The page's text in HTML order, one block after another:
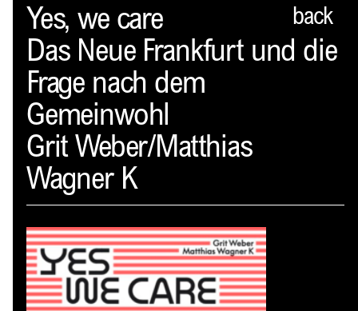
back
Spector
PROFIL
AKTUELLES
INDEX
WARENKORB (
VERLAGSVORSCHAU
DISTRIBUTION
KONTAKT
Yes, we care
Das Neue Frankfurt und die
Frage nach dem
Gemeinwohl
Grit Weber/Matthias
Wagner K